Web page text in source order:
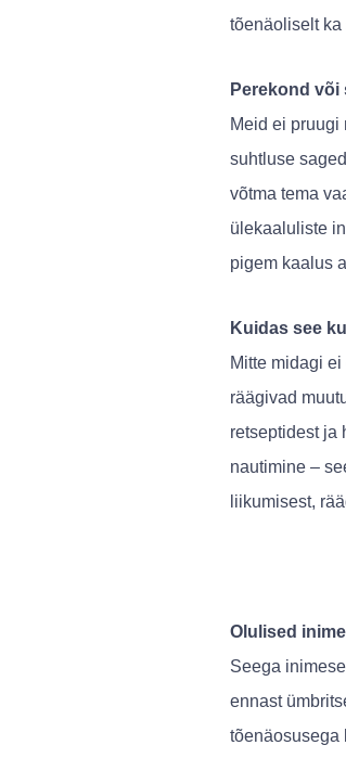
tõenäoliselt ka
Perekond või
Meid ei
suhtluse
võtma tema
ülekaaluliste
pigem kaalus
Kuidas see
Mitte midagi
räägivad
retseptidest ja
nautimine –
liikumisest,
Olulised
Seega
ennast
tõenäosusega